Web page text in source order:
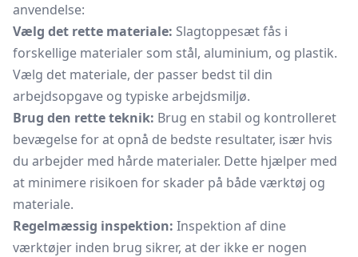
anvendelse:
Vælg det rette materiale: Slagtoppesæt fås i
forskellige materialer som stål, aluminium, og plastik.
Vælg det materiale, der passer bedst til din
arbejdsopgave og typiske arbejdsmiljø.
Brug den rette teknik: Brug en stabil og kontrolleret
bevægelse for at opnå de bedste resultater, især hvis
du arbejder med hårde materialer. Dette hjælper med
at minimere risikoen for skader på både værktøj og
materiale.
Regelmæssig inspektion: Inspektion af dine
værktøjer inden brug sikrer, at der ikke er nogen